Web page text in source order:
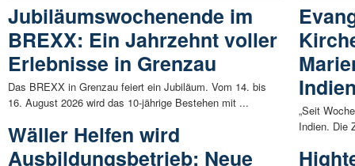
Jubiläumswochenende im
BREXX: Ein Jahrzehnt voller
Erlebnisse in Grenzau
Das BREXX in Grenzau feiert ein Jubiläum. Vom 14. bis
16. August 2026 wird das 10-jährige Bestehen mit ...
Wäller Helfen wird
Ausbildungsbetrieb: Neue
„Seit
Indien. Die